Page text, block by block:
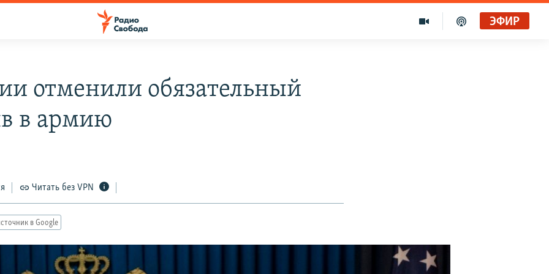
ЭФИР
отменили обязательный
в армию
Читать без VPN
в Google